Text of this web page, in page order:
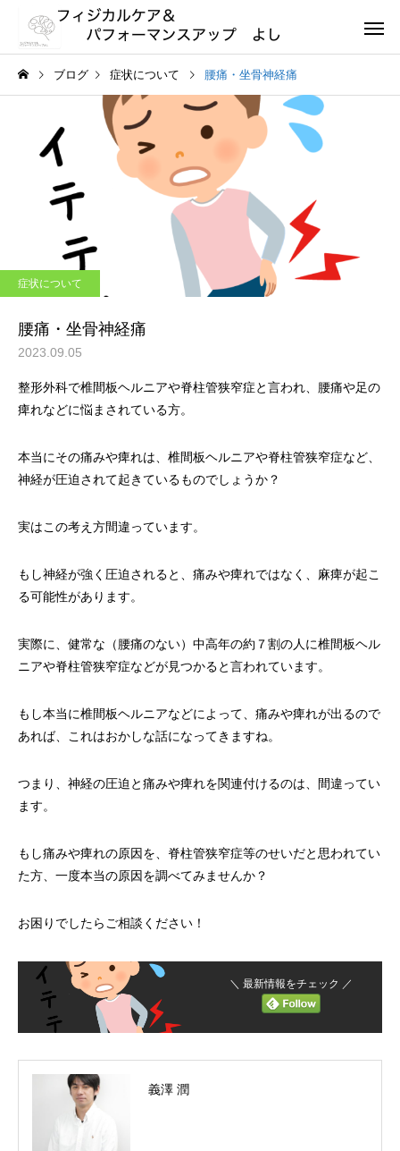
ブログ 症状について 腰痛・坐骨神経痛
症状について
腰痛・坐骨神経痛
2023.09.05
整形外科で椎間板ヘルニアや脊柱管狭窄症と言われ、腰痛や足の
痺れなどに悩まされている方。
本当にその痛みや痺れは、椎間板ヘルニアや脊柱管狭窄症など、
神経が圧迫されて起きているものでしょうか？
実はこの考え方間違っています。
もし神経が強く圧迫されると、痛みや痺れではなく、麻痺が起こ
る可能性があります。
実際に、健常な（腰痛のない）中高年の約７割の人に椎間板ヘル
ニアや脊柱管狭窄症などが見つかると言われています。
もし本当に椎間板ヘルニアなどによって、痛みや痺れが出るので
あれば、これはおかしな話になってきますね。
つまり、神経の圧迫と痛みや痺れを関連付けるのは、間違ってい
ます。
もし痛みや痺れの原因を、脊柱管狭窄症等のせいだと思われてい
た方、一度本当の原因を調べてみませんか？
お困りでしたらご相談ください！
＼ 最新情報をチェック ／
義澤 潤